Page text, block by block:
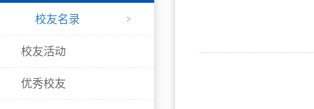
校友名录
校友活动
优秀校友